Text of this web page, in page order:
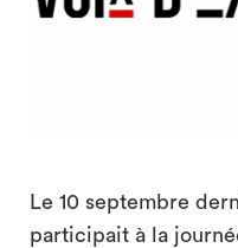
Le 10 septembre
participait à la